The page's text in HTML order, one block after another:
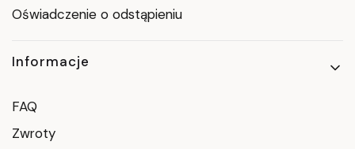
Oświadczenie o odstąpieniu
Informacje
FAQ
Zwroty